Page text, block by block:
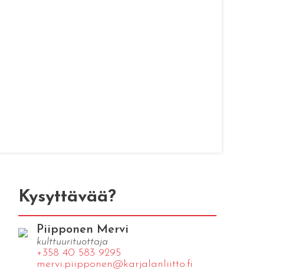
Kysyttävää?
Piipponen Mervi
kulttuurituottaja
+358 40 583 9295
mervi.​piipponen@​kar​jala​nlii​tto.​fi